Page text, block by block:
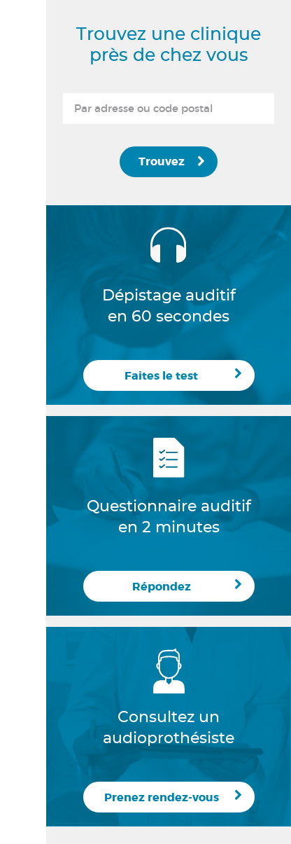
Trouvez une clinique
près de chez vous
Trouvez
Dépistage auditif
en 60 secondes
Faites le test
Questionnaire auditif
en 2 minutes
Répondez
Consultez un
audioprothésiste
Prenez rendez-vous